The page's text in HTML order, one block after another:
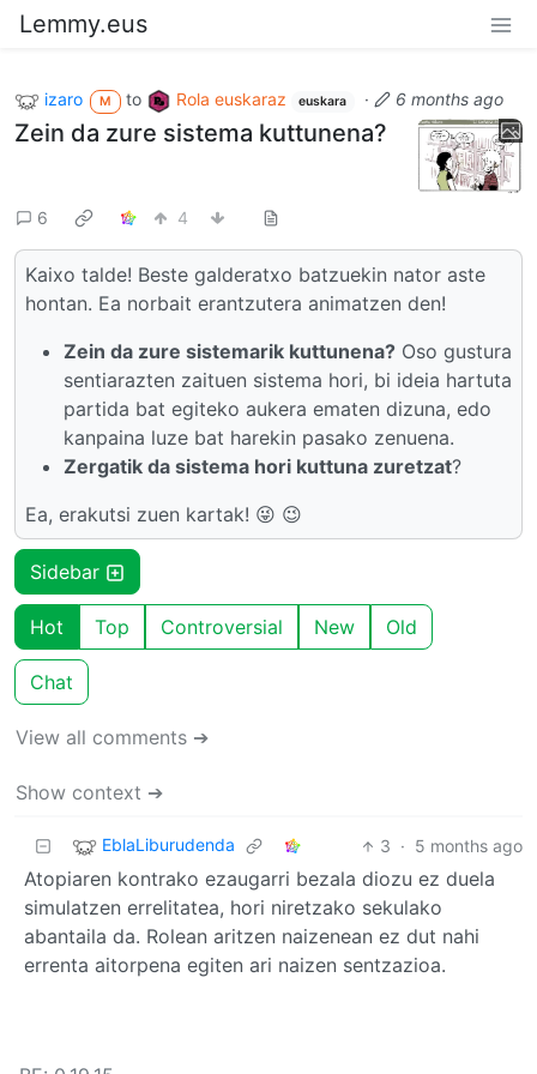
Lemmy.eus
izaro M to Rola euskaraz euskara · 6 months ago
Zein da zure sistema kuttunena?
6 4
Kaixo talde! Beste galderatxo batzuekin nator aste
hontan. Ea norbait erantzutera animatzen den!
Zein da zure sistemarik kuttunena? Oso gustura
sentiarazten zaituen sistema hori, bi ideia hartuta
partida bat egiteko aukera ematen dizuna, edo
kanpaina luze bat harekin pasako zenuena.
Zergatik da sistema hori kuttuna zuretzat?
Ea, erakutsi zuen kartak! 😜 😉
Sidebar
Hot Top Controversial New Old
Chat
View all comments ➔
Show context ➔
EblaLiburudenda 3 · 5 months ago
Atopiaren kontrako ezaugarri bezala diozu ez duela
simulatzen errelitatea, hori niretzako sekulako
abantaila da. Rolean aritzen naizenean ez dut nahi
errenta aitorpena egiten ari naizen sentzazioa.